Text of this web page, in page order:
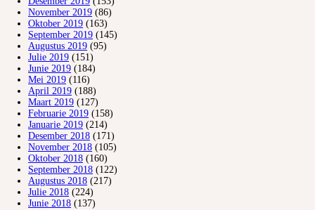
November 2019 (86)
Oktober 2019 (163)
September 2019 (145)
Augustus 2019 (95)
Julie 2019 (151)
Junie 2019 (184)
Mei 2019 (116)
April 2019 (188)
Maart 2019 (127)
Februarie 2019 (158)
Januarie 2019 (214)
Desember 2018 (171)
November 2018 (105)
Oktober 2018 (160)
September 2018 (122)
Augustus 2018 (217)
Julie 2018 (224)
Junie 2018 (137)